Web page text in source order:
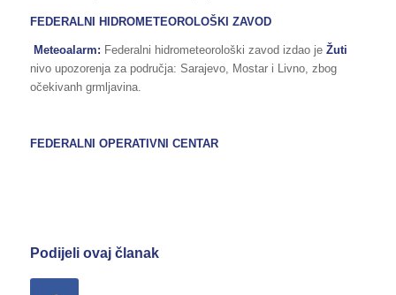
FEDERALNI HIDROMETEOROLOŠKI ZAVOD
Meteoalarm: Federalni hidrometeorološki zavod izdao je Žuti
nivo upozorenja za područja: Sarajevo, Mostar i Livno, zbog
očekivanh grmljavina.
FEDERALNI OPERATIVNI CENTAR
Podijeli ovaj članak